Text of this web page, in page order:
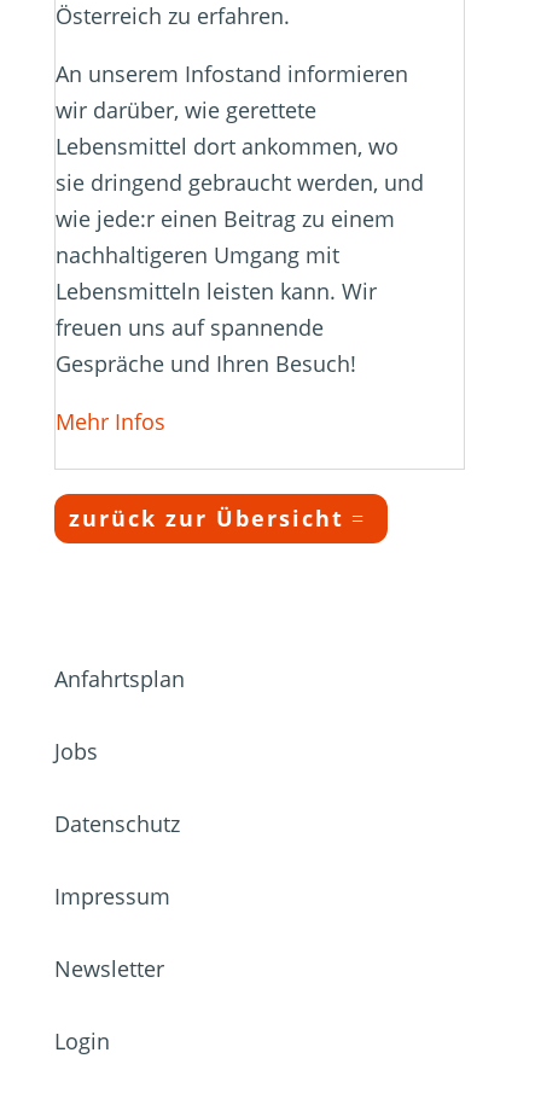
Österreich zu erfahren.
An unserem Infostand informieren
wir darüber, wie gerettete
Lebensmittel dort ankommen, wo
sie dringend gebraucht werden, und
wie jede:r einen Beitrag zu einem
nachhaltigeren Umgang mit
Lebensmitteln leisten kann. Wir
freuen uns auf spannende
Gespräche und Ihren Besuch!
Mehr Infos
zurück zur Übersicht
Anfahrtsplan
Jobs
Datenschutz
Impressum
Newsletter
Login